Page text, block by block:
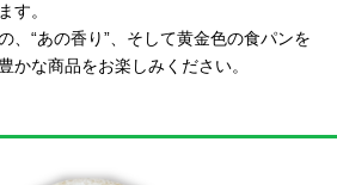
す。
、“あの香り”、そして黄金色の食パンを
かな商品をお楽しみください。